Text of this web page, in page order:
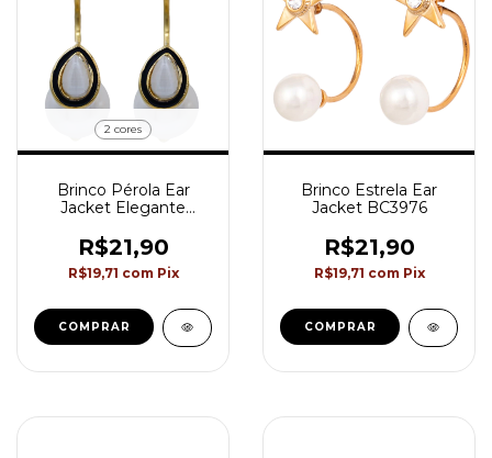
2 cores
Brinco Pérola Ear
Jacket Elegante
BC3963
R$21,90
R$19,71 com Pix
COMPRAR
Brinco Estrela Ear
Jacket BC3976
R$21,90
R$19,71 com Pix
COMPRAR